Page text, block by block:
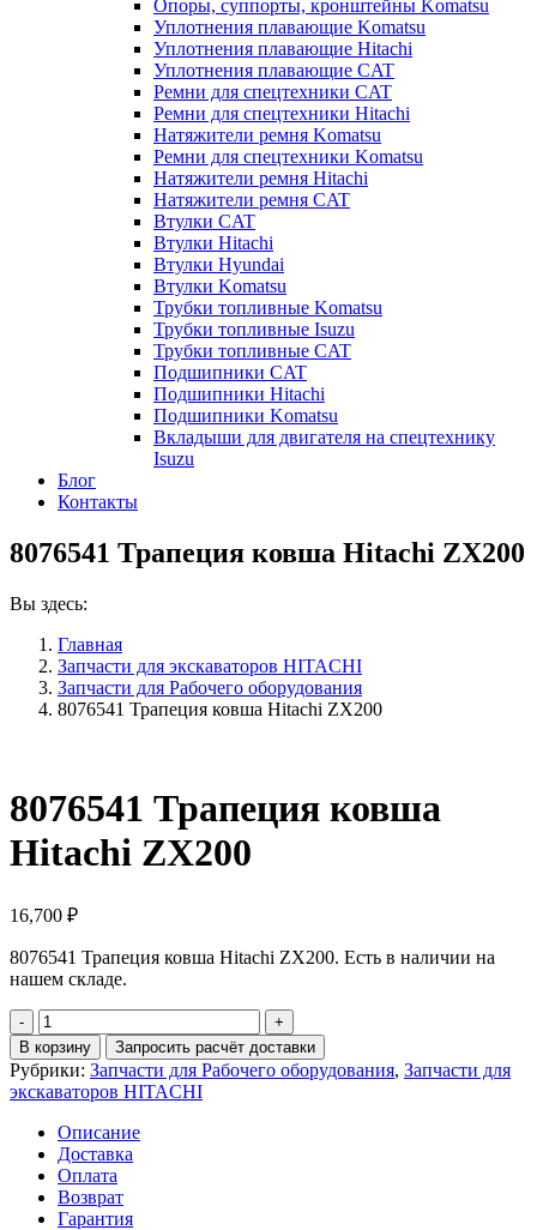
Опоры, суппорты, кронштейны Komatsu
Уплотнения плавающие Komatsu
Уплотнения плавающие Hitachi
Уплотнения плавающие CAT
Ремни для спецтехники CAT
Ремни для спецтехники Hitachi
Натяжители ремня Komatsu
Ремни для спецтехники Komatsu
Натяжители ремня Hitachi
Натяжители ремня CAT
Втулки CAT
Втулки Hitachi
Втулки Hyundai
Втулки Komatsu
Трубки топливные Komatsu
Трубки топливные Isuzu
Трубки топливные CAT
Подшипники CAT
Подшипники Hitachi
Подшипники Komatsu
Вкладыши для двигателя на спецтехнику
Isuzu
Блог
Контакты
8076541 Трапеция ковша Hitachi ZX200
Вы здесь:
Главная
Запчасти для экскаваторов HITACHI
Запчасти для Рабочего оборудования
8076541 Трапеция ковша Hitachi ZX200
8076541 Трапеция ковша
Hitachi ZX200
16,700 ₽
8076541 Трапеция ковша Hitachi ZX200. Есть в наличии на
нашем складе.
Количество
8076541
Трапеция
ковша
Hitachi
ZX200
В корзину Запросить расчёт доставки
Рубрики: Запчасти для Рабочего оборудования, Запчасти для
экскаваторов HITACHI
Описание
Доставка
Оплата
Возврат
Гарантия